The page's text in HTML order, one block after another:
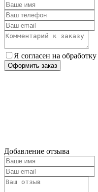
Я согласен на
Оформить заказ
Добавление отзыва